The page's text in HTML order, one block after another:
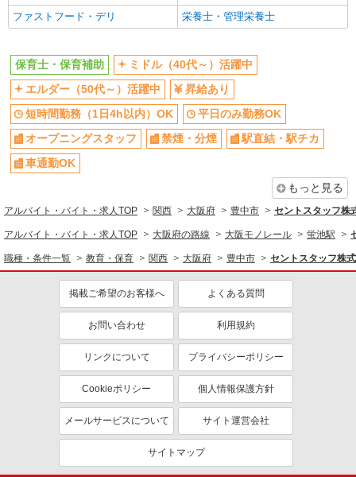
株式会社アスカ 大阪支店（jb637663）
時給 1,400円 交通費あり／全額支給
■保育所ぴよぴよルーム とよなか園（小規模
保育園） 大阪府豊中市末広町2715メンフィスヌー
ボ101
キープ 詳細を見る
派遣社員 紹介予定派遣
保育士/豊中市 フルタイム 平日のみ 残業
なし
【時給】1500円〜 ・交通費全額支給 （車通勤
の場合も駐車場代・ガソリン代は弊社負担） ・各
種保険完備 ・昇給あり
大阪府豊中市にあるインターナショナルスクー
ル
キープ 詳細を見る
紹介予定派遣
ベルサンテ株式会社 大阪本社
保育士/週3日〜 短時間勤務 早朝・延長 扶
養内 副業OK 駅チカ園
時給1,300円〜＋交通費別途全額支給 ★交通費
全額支給 (駐車場代、ガソリン代は弊社負担。自己
負担なし) ★社会保険完備、昇給あり
同じ職種から求人を探す
保育士・保育補助
同じ特徴から求人を探す
ミドル（40代～）活躍中
短時間勤務（1日4h以内）OK
オープニングスタッフ
車通勤OK
交通費支給
ファストフード・デリ
栄養士・管理栄養士
保育士・保育補助
ミドル（40代～）活躍中
エルダー（50代～）活躍中
昇給あり
短時間勤務（1日4h以内）OK
平日のみ勤務OK
オープニングスタッフ
禁煙・分煙
駅直結・駅チカ
車通勤OK
もっと見る
アルバイト・バイト・求人TOP 関西 大阪府 豊中市 セントスタッフ
アルバイト・バイト・求人TOP 大阪府の路線 大阪モノレール 蛍池駅
職種・条件一覧 教育・保育 関西 大阪府 豊中市 セントスタッフ株
掲載ご希望のお客様へ よくある質問
お問い合わせ 利用規約
リンクについて プライバシーポリシー
Cookieポリシー 個人情報保護方針
メールサービスについて サイト運営会社
サイトマップ